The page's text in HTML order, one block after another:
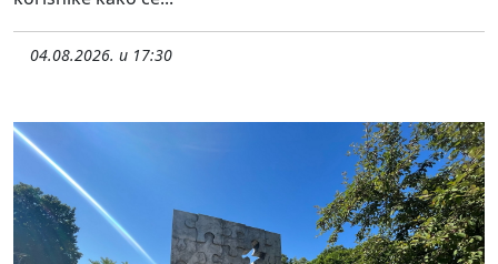
04.08.2026. u 17:30